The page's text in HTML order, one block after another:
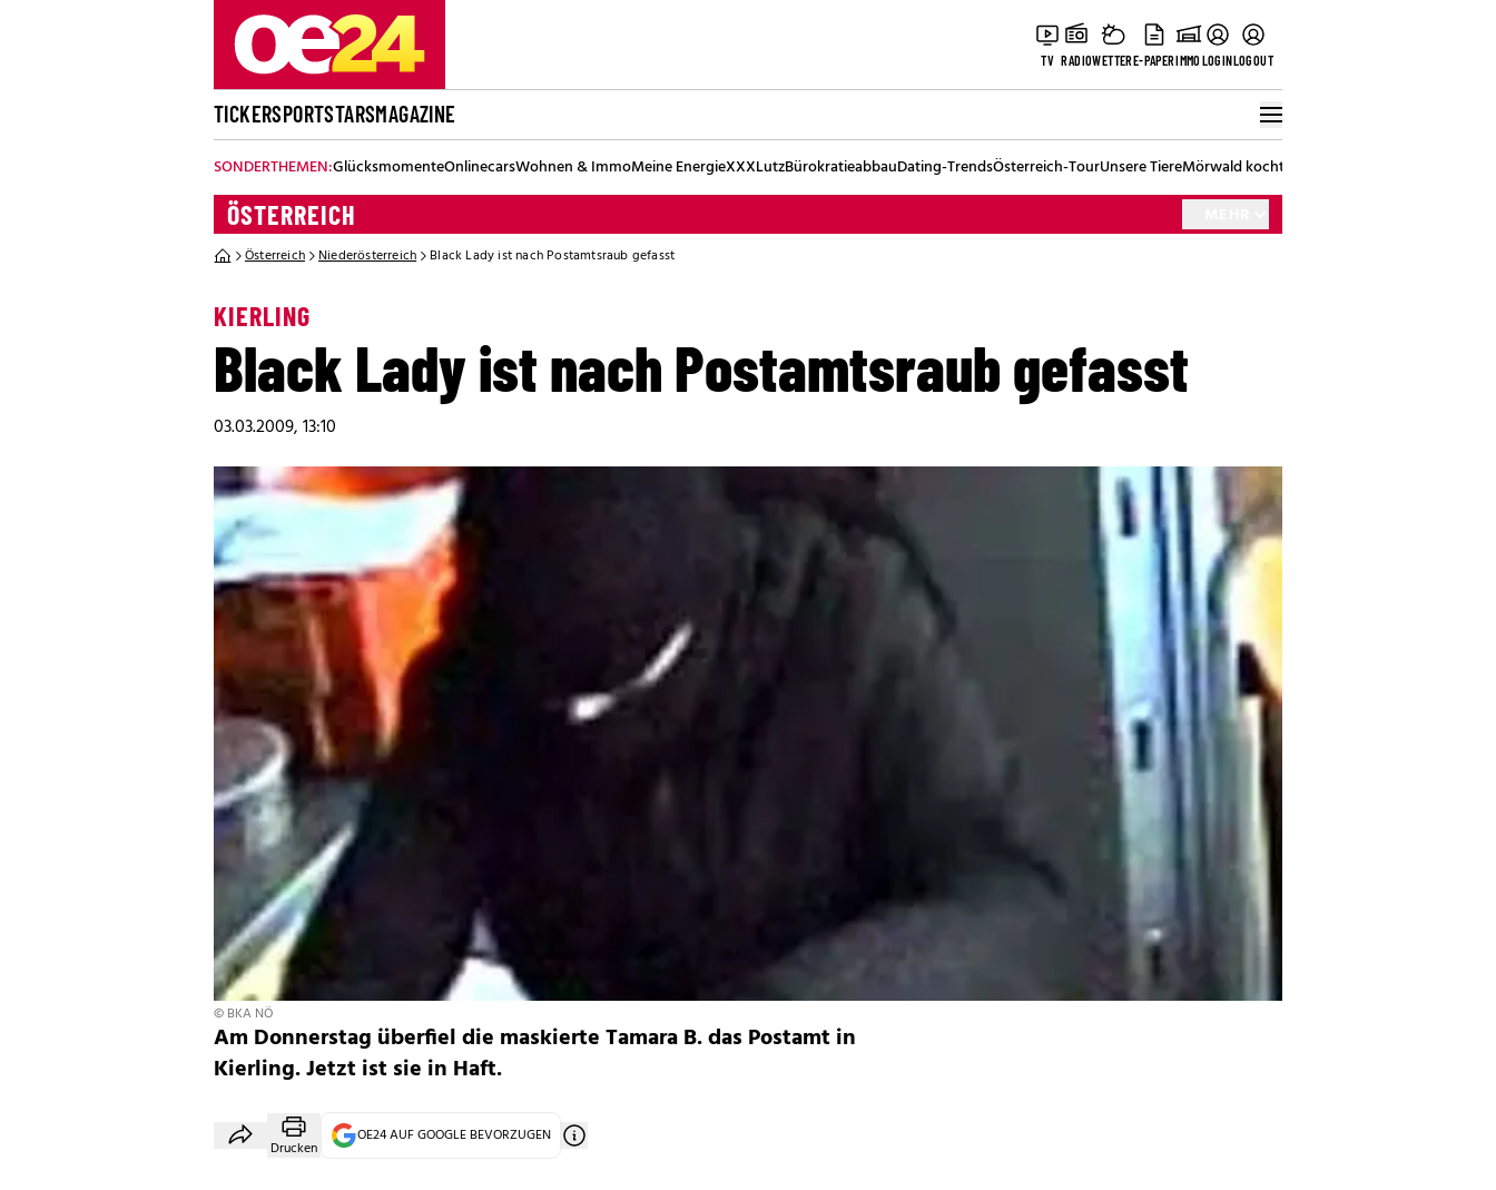
TV RADIOWETTERE-PAPERIMMOLOGINLOGOUT
TICKERSPORTSTARSMAGAZINE
SONDERTHEMEN:GlücksmomenteOnlinecarsWohnen & ImmoMeine EnergieXXXLutzBürokratieabbauDating-TrendsÖsterreich-TourUnsere TiereMörwald kocht
ÖSTERREICH
Österreich Niederösterreich Black Lady ist nach Postamtsraub gefasst
KIERLING
Black Lady ist nach Postamtsraub gefasst
03.03.2009, 13:10
© BKA NÖ
Am Donnerstag überfiel die maskierte Tamara B. das Postamt in
Kierling. Jetzt ist sie in Haft.
Drucken
OE24 AUF GOOGLE BEVORZUGEN